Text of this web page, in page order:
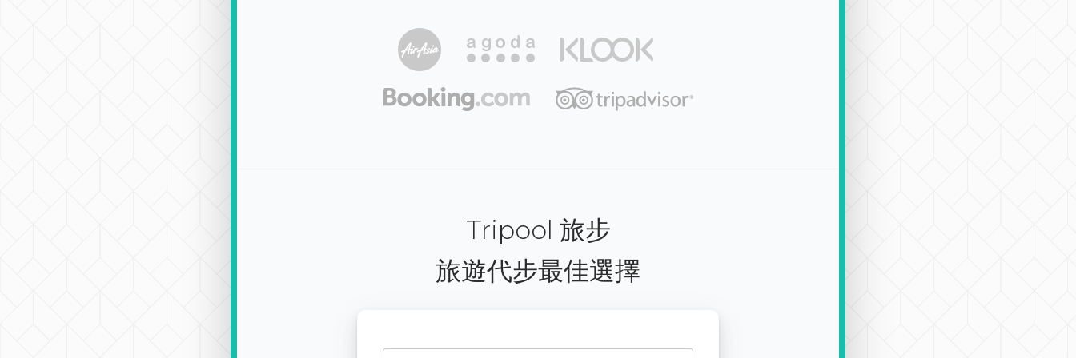
Tripool 旅步
旅遊代步最佳選擇